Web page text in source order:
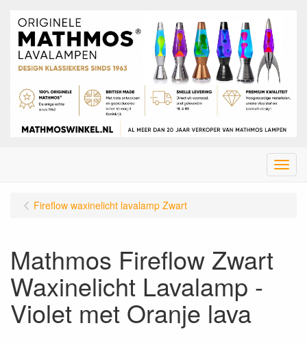
Menu
Fireflow waxinelicht lavalamp Zwart
Mathmos Fireflow Zwart
Waxinelicht Lavalamp -
Violet met Oranje lava